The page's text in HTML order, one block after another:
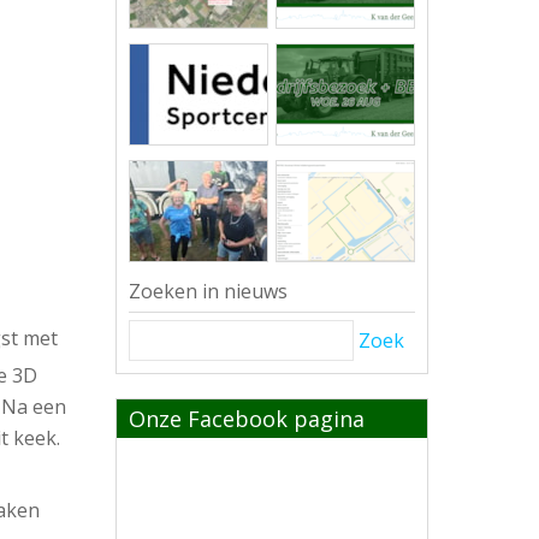
met
3D
een
keek.
Zoeken in nieuws
Zoek
Onze Facebook pagina